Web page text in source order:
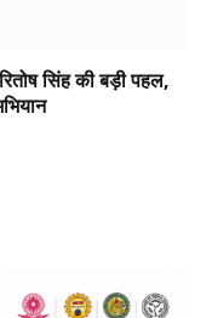
सिंह की बड़ी पहल,